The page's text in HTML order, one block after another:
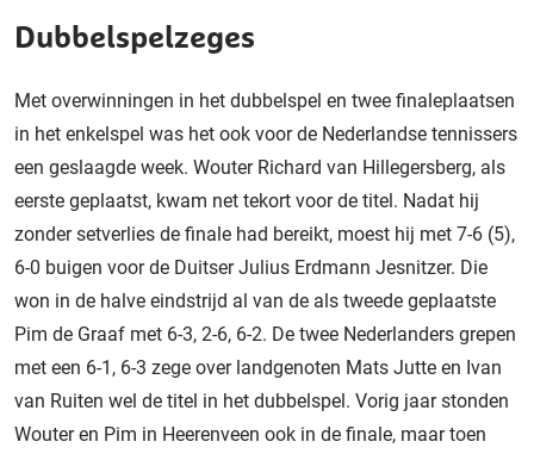
Dubbelspelzeges
Met overwinningen in het dubbelspel en twee finaleplaatsen
in het enkelspel was het ook voor de Nederlandse tennissers
een geslaagde week. Wouter Richard van Hillegersberg, als
eerste geplaatst, kwam net tekort voor de titel. Nadat hij
zonder setverlies de finale had bereikt, moest hij met 7-6 (5),
6-0 buigen voor de Duitser Julius Erdmann Jesnitzer. Die
won in de halve eindstrijd al van de als tweede geplaatste
Pim de Graaf met 6-3, 2-6, 6-2. De twee Nederlanders grepen
met een 6-1, 6-3 zege over landgenoten Mats Jutte en Ivan
van Ruiten wel de titel in het dubbelspel. Vorig jaar stonden
Wouter en Pim in Heerenveen ook in de finale, maar toen